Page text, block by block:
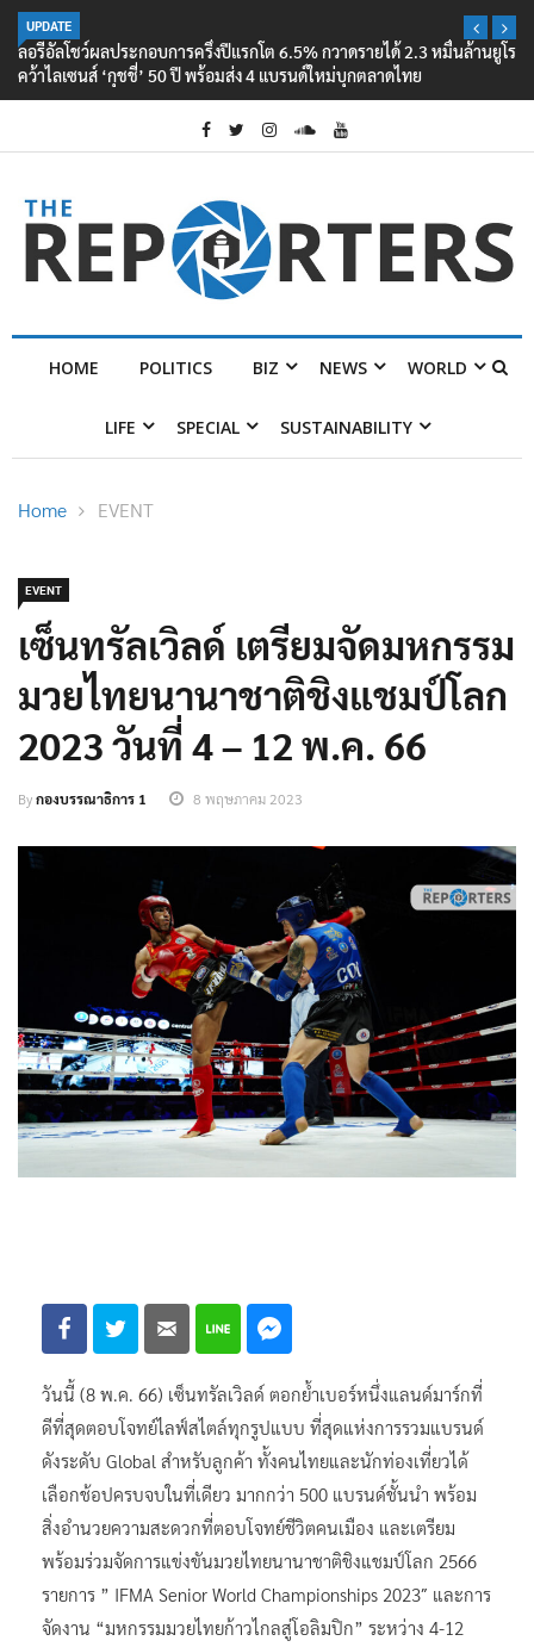
UPDATE
ลอรีอัลโชว์ผลประกอบการครึ่งปีแรกโต 6.5% กวาดรายได้ 2.3 หมื่นล้านยูโร
คว้าไลเซนส์ ‘กุชชี่’ 50 ปี พร้อมส่ง 4 แบรนด์ใหม่บุกตลาดไทย
HOME POLITICS BIZ NEWS WORLD
LIFE SPECIAL SUSTAINABILITY
Home EVENT
EVENT
เซ็นทรัลเวิลด์ เตรียมจัดมหกรรม
มวยไทยนานาชาติชิงแชมป์โลก
2023 วันที่ 4 – 12 พ.ค. 66
Byกองบรรณาธิการ 1 8 พฤษภาคม 2023
วันนี้ (8 พ.ค. 66) เซ็นทรัลเวิลด์ ตอกย้ำเบอร์หนึ่งแลนด์มาร์กที่
ดีที่สุดตอบโจทย์ไลฟ์สไตล์ทุกรูปแบบ ที่สุดแห่งการรวมแบรนด์
ดังระดับ Global สำหรับลูกค้า ทั้งคนไทยและนักท่องเที่ยวได้
เลือกช้อปครบจบในที่เดียว มากกว่า 500 แบรนด์ชั้นนำ พร้อม
สิ่งอำนวยความสะดวกที่ตอบโจทย์ชีวิตคนเมือง และเตรียม
พร้อมร่วมจัดการแข่งขันมวยไทยนานาชาติชิงแชมป์โลก 2566
รายการ ” IFMA Senior World Championships 2023″ และการ
จัดงาน “มหกรรมมวยไทยก้าวไกลสู่โอลิมปิก” ระหว่าง 4-12